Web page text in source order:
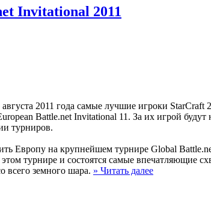
Invitational 2011
2011 года самые лучшие игроки StarCraft
Battle.net Invitational 11. За их игрой будут
турниров.
Европу на крупнейшем турнире Global
турнире и состоятся самые впечатляющие
всего земного шара. » Читать далее